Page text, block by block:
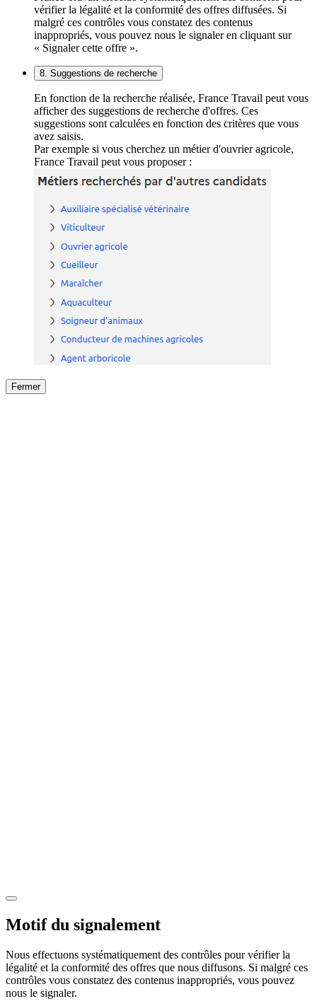
vérifier la légalité et la conformité des offres diffusées. Si
malgré ces contrôles vous constatez des contenus
inappropriés, vous pouvez nous le signaler en cliquant sur
« Signaler cette offre ».
8. Suggestions de recherche
En fonction de la recherche réalisée, France Travail peut vous
afficher des suggestions de recherche d'offres. Ces
suggestions sont calculées en fonction des critères que vous
avez saisis.
Par exemple si vous cherchez un métier d'ouvrier agricole,
France Travail peut vous proposer :
Fermer
Motif du signalement
Nous effectuons systématiquement des contrôles pour vérifier la
légalité et la conformité des offres que nous diffusons. Si malgré ces
contrôles vous constatez des contenus inappropriés, vous pouvez
nous le signaler.